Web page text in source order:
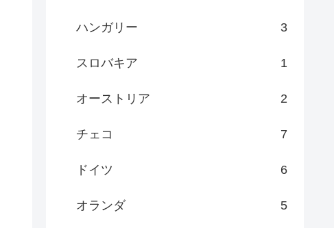
ハンガリー 3
スロバキア 1
オーストリア 2
チェコ 7
ドイツ 6
オランダ 5